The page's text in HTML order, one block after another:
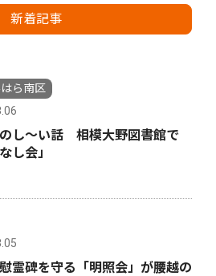
新着記事
ら南区
し〜い話 相模大野図書館で
し会」
霊碑を守る「明照会」が腰越の